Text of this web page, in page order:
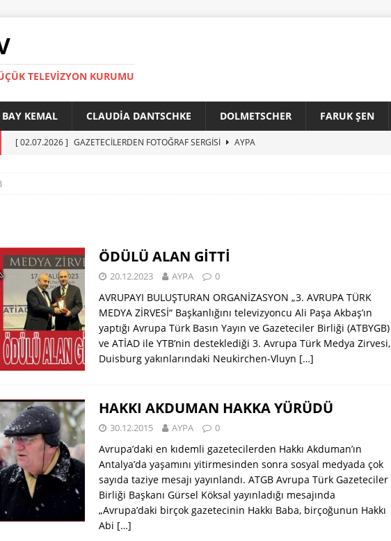
TELEVIZYON KURUMU
BAY KEMAL CLAUDIA DANTSCHKE DOLMETSCHER FARUK ŞEN
[ 02.07.2026 ] GAZETECİLERDEN FOTOĞRAF SERGİSİ
AYPA
AYPA
ÖDÜLÜ ALAN GİTTİ
20.12.2023 AYPA 0
AVRUPAYI BULUŞTURAN ORGANİZASYON „3. AVRUPA TÜRK
MEDYA ZİRVESİ“ Başkanlığını televizyoncu Ali Paşa Akbaş’ın
yaptığı Avrupa Türk Basın Yayın ve Gazeteciler Birliği (ATBYGB)
ve ATİAD ile YTB’nin desteklediği 3. Avrupa Türk Medya Zirvesi,
Duisburg yakınlarındaki Neukirchen-Vluyn […]
HAKKI AKDUMAN HAKKA YÜRÜDÜ
30.12.2015 AYPA 0
Avrupa’daki en kıdemli gazetecilerden Hakkı Akduman’ın
Antalya’da yaşamını yitirmesinden sonra sosyal medyada çok
sayıda taziye mesajı yayınlandı. ATGB Avrupa Türk Gazeteciler
Birliği Başkanı Gürsel Köksal yayınladığı mesajında
„Avrupa’daki birçok gazetecinin Hakkı Baba, birçoğunun Hakkı
Abi […]